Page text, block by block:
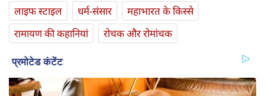
लाइफ स्‍टाइल
धर्म-संसार
महाभारत के किस्से
रामायण की कहानियां
रोचक और रोमांचक